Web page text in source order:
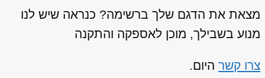
מצאת את הדגם שלך ברשימה? כנראה שיש לנו
מנוע בשבילך, מוכן לאספקה והתקנה
צרו קשר היום.